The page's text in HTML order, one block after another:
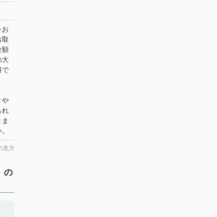
お
額
大
で
や
れ
見方
の